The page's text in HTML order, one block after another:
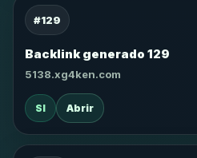
#129
Backlink generado 129
5138.xg4ken.com
SI Abrir